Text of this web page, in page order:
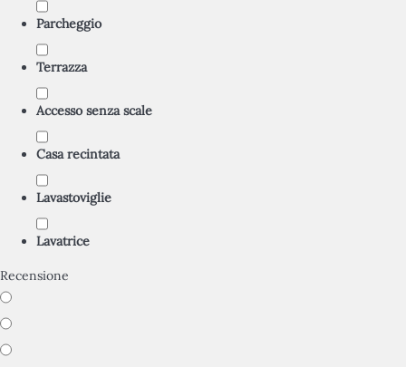
Parcheggio
Terrazza
Accesso senza scale
Casa recintata
Lavastoviglie
Lavatrice
Recensione